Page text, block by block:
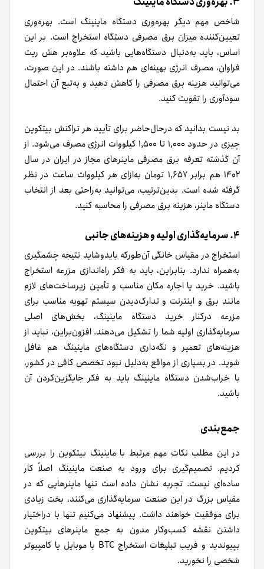
شاخص مهم دیگر بهره‌وری دستگاه ماینینگ است. بهره‌وری
تعیین‌کننده میزان برق مصرفی دستگاه استخراج است. بر این
اساس، باید به‌دنبال دستگاه‌هایی باشید که علاوه‌بر هش ریت
فراوان، مصرف انرژی بهینه‌ای هم داشته باشند. در این صورت،
می‌توانید هزینه برق مصرفی را کاهش دهید و به‌تبع آن احتمال
سودآوری را تقویت کنید.
بد نیست بدانید که در‌حال‌حاضر برای تأیید هر تراکنش بیتکوین
چیزی در حدود ۱,۰۰۰ تا ۱,۵۰۰ کیلووات انرژی مصرف می‌شود. از
آن گذشته تعرفه برق مصرفی ماینرهای مجاز در ایران در سال
۱۴۰۲ هم برابر ۱,۶۵۷ تومان به‌ازای هر کیلووات ساعت در نظر
گرفته شده است. بدین‌ترتیب، می‌توانید به‌راحتی بعد از انتخاب
دستگاه ماینر، هزینه برق مصرفی را محاسبه کنید.
۴. سرمایه‌گذاری اولیه و هزینه‌های جانبی
استخراج در مقیاس خانگی آ‌ن‌طور‌که باید‌و‌شاید نتیجه چشمگیری
به‌همراه ندارد. بنابراین، باید به‌ فکر راه‌اندازی مزرعه استخراج
باشید. خرید یا اجاره مکان مناسب و تأمین زیرساخت‌های لازم
مانند برق و اینترنت و تدارک‌دیدن سیستم تهویه مناسب برای
مزرعه در‌کنار خرید دستگاه ماینینگ، بخش‌های اصلی
سرمایه‌گذاری اولیه شما را تشکیل می‌دهند. افزون‌براین، نباید از
هزینه‌های تعمیر و نگه‌داری دستگاه‌های ماینینگ هم غافل
شوید. در بسیاری از مواقع به‌دلیل نبود تخصص کافی در کشور،
با خراب‌شدن دستگاه ماینینگ باید به‌ فکر جایگزین‌کردن آن
باشید.
جمع‌بندی
در این مطلب نکات مهم مرتبط با ماینینگ بیتکوین را بررسی
کردیم. تصمیم‌گیری برای ورود به صنعت ماینینگ اصلاً کار
ساده‌ای نیست. تجربه نشان داده است تنها ماینرهایی که در
مقیاس بزرگ در این صنعت سرمایه‌گذاری می‌کنند، بخت زیادی
برای موفقیت خواهند داشت. پیشنهاد می‌کنیم تنها با دراختیار
داشتن نقشه کسب‌وکار مدون به جمع ماینرهای بیتکوین
بپیوندید و فریب تبلیغات استخراج BTC با موبایل یا کامپیوتر
شخصی را نخورید.